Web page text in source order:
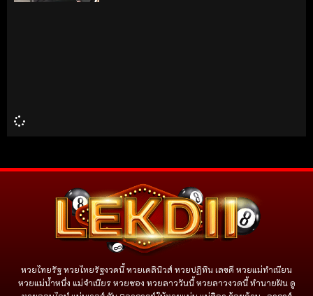
หวยไทยรัฐ หวยไทยรัฐงวดนี้ หวยเดลินิวส์ หวยปฏิทิน เลขดี หวยแม่ทำเนียน
หวยแม่น้ำหนึ่ง แม่จําเนียร หวยซอง หวยลาววันนี้ หวยลาวงวดนี้ ทำนายฝัน ดู